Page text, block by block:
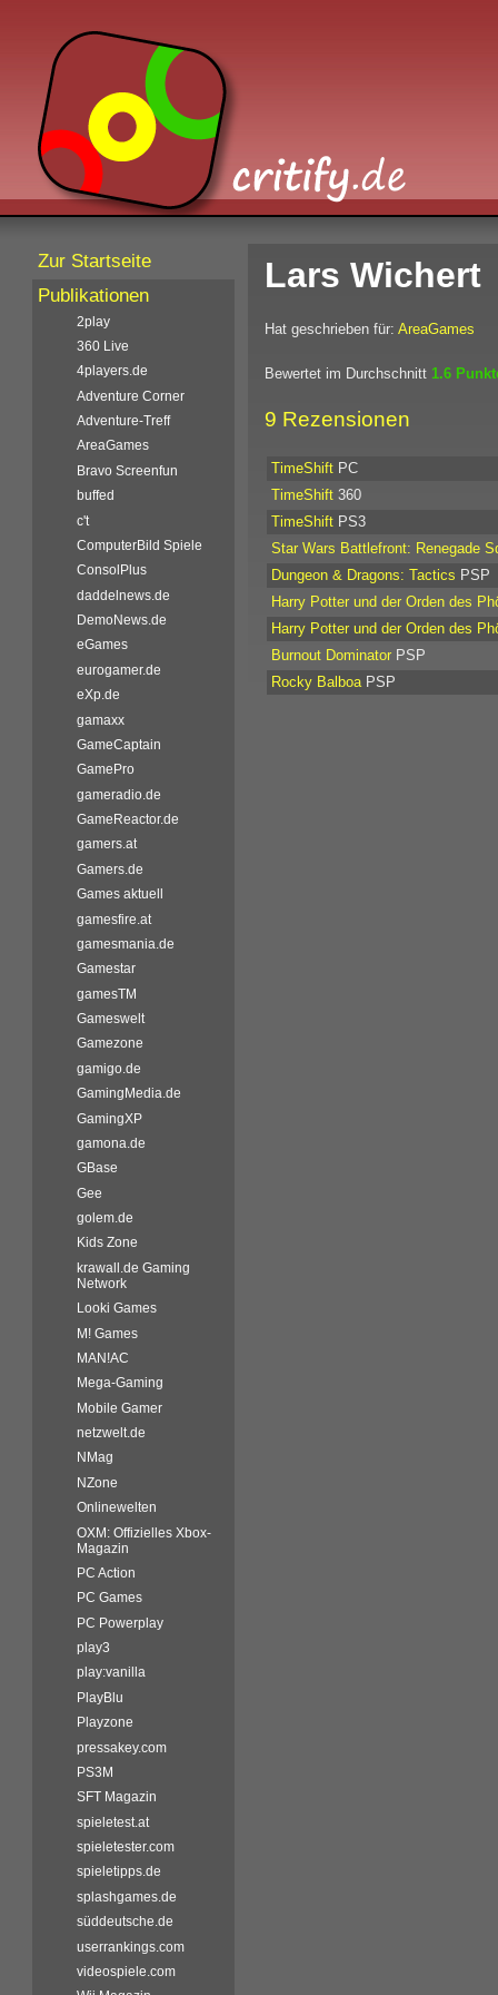
Lars Wichert
Hat geschrieben für: AreaGames
Bewertet im Durchschnitt 1.6
9 Rezensionen
TimeShiftPC
TimeShift360
TimeShiftPS3
Star Wars Battlefront: Renegade
Dungeon & Dragons: Tactics PSP
Harry Potter und der Orden des
Harry Potter und der Orden des
Burnout DominatorPSP
Rocky BalboaPSP
Zur Startseite
Publikationen
2play
360 Live
4players.de
Adventure Corner
Adventure-Treff
AreaGames
Bravo Screenfun
buffed
c't
ComputerBild Spiele
ConsolPlus
daddelnews.de
DemoNews.de
eGames
eurogamer.de
eXp.de
gamaxx
GameCaptain
GamePro
gameradio.de
GameReactor.de
gamers.at
Gamers.de
Games aktuell
gamesfire.at
gamesmania.de
Gamestar
gamesTM
Gameswelt
Gamezone
gamigo.de
GamingMedia.de
GamingXP
gamona.de
GBase
Gee
golem.de
Kids Zone
krawall.de Gaming
Network
Looki Games
M! Games
MAN!AC
Mega-Gaming
Mobile Gamer
netzwelt.de
NMag
NZone
Onlinewelten
OXM: Offizielles Xbox-
Magazin
PC Action
PC Games
PC Powerplay
play3
play:vanilla
PlayBlu
Playzone
pressakey.com
PS3M
SFT Magazin
spieletest.at
spieletester.com
spieletipps.de
splashgames.de
süddeutsche.de
userrankings.com
videospiele.com